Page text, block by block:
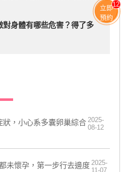
對身體有哪些危害？得了多
，小心系多囊卵巢綜合 2025-
08-12
未懷孕，第一步行去邊度 2025-
11-07
立即
預約
12